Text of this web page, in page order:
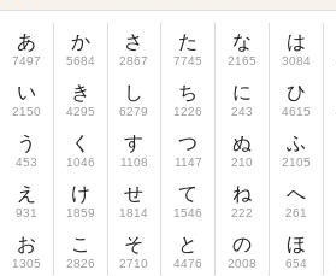
あ
7497
い
2150
う
453
え
931
お
1305
か
5684
き
4295
く
1046
け
1859
こ
2826
さ
2867
し
6279
す
1108
せ
1814
そ
2710
た
7745
ち
1226
つ
1147
て
1546
と
4476
な
2165
に
243
ぬ
210
ね
222
の
2008
は
3084
ひ
4615
ふ
2105
へ
261
ほ
654